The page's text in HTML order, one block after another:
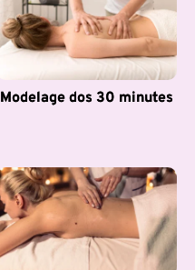
Modelage dos 30 minutes